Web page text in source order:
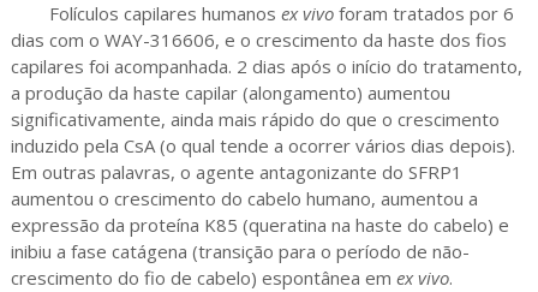
Folículos capilares humanos ex vivoforam tratados por 6
dias com o WAY-316606, e o crescimento da haste dos fios
capilares foi acompanhada. 2 dias após o início do tratamento,
a produção da haste capilar (alongamento) aumentou
significativamente, ainda mais rápido do que o crescimento
induzido pela CsA (o qual tende a ocorrer vários dias depois).
Em outras palavras, o agente antagonizante do SFRP1
aumentou o crescimento do cabelo humano, aumentou a
expressão da proteína K85 (queratina na haste do cabelo) e
inibiu a fase catágena (transição para o período de não-
crescimento do fio de cabelo) espontânea em ex vivo.